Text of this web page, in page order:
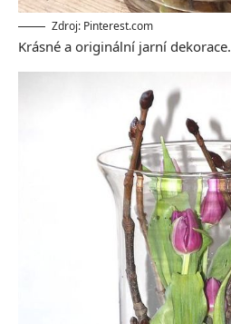
Zdroj: Pinterest.com
Krásné a originální jarní dekorace.